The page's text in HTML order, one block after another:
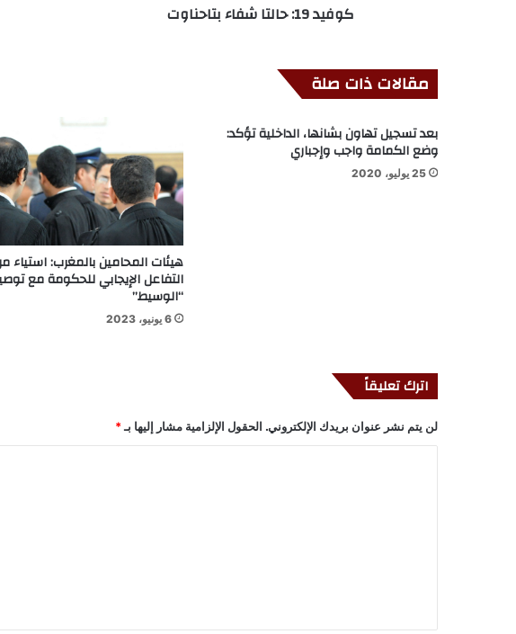
كوفيد 19: حالتا شفاء بتاحناوت
مقالات ذات صلة
بعد تسجيل تهاون بشانها، الداخلية تؤكد:
وضع الكمامة واجب وإجباري
25 يوليو، 2020
هيئات المحامين بالمغرب: استياء
التفاعل الإيجابي للحكومة مع
“الوسيط”
6 يونيو، 2023
اترك تعليقاً
لن يتم نشر عنوان بريدك الإلكتروني. الحقول الإلزامية مشار إليها بـ *